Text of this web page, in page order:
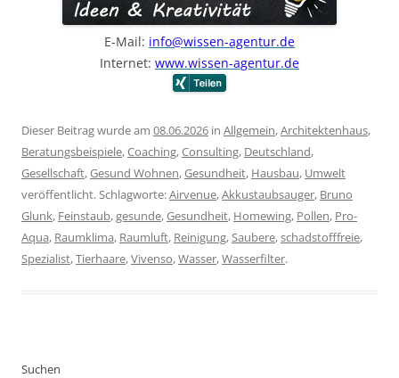
E-Mail: info@wissen-agentur.de
Internet: www.wissen-agentur.de
Dieser Beitrag wurde am 08.06.2026 in Allgemein,Architektenhaus,
Beratungsbeispiele,Coaching,Consulting, Deutschland,
Gesellschaft,Gesund Wohnen,Gesundheit, Hausbau, Umwelt
veröffentlicht. Schlagworte:Airvenue,Akkustaubsauger, Bruno
Glunk, Feinstaub,gesunde,Gesundheit, Homewing, Pollen, Pro-
Aqua, Raumklima, Raumluft, Reinigung,Saubere,schadstofffreie,
Spezialist,Tierhaare,Vivenso,Wasser,Wasserfilter.
Suchen